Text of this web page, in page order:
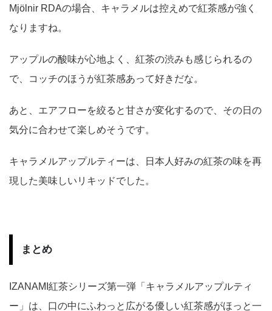
Mjölnir RDAの場合、キャラメルは控えめで紅茶感が強く
なりますね。
アップルの酸味が心地よく、紅茶の渋みも感じられるの
で、コッチのほうが紅茶感あって好きだな。
あと、エアフローを絞ると甘さが変化するので、その日の
気分に合わせて楽しめそうです。
キャラメルアップルティーは、日本人好みの紅茶の味を再
現した美味しいリキッドでした。
まとめ
IZANAMI紅茶シリーズ第一弾「キャラメルアップルティ
ー」は、口の中にふわっと広がる優しい紅茶感がほっと一